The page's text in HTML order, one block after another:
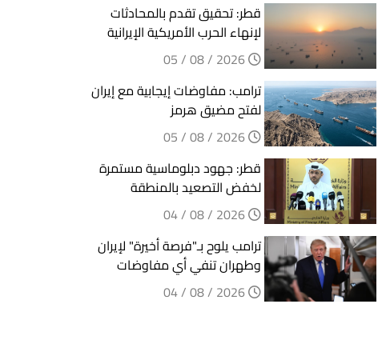
قطر: تحقيق تقدم بالمحادثات
لإنهاء الحرب الأمريكية الإيرانية
ترامب: مفاوضات إيجابية مع إيران
لفتح مضيق هرمز
قطر: جهود دبلوماسية مستمرة
لخفض التصعيد بالمنطقة
ترامب يلوح بـ"فرصة أخيرة" لإيران
وطهران تنفي أي مفاوضات